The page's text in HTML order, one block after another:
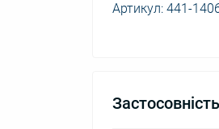
Артикул: 441-
Застосовність